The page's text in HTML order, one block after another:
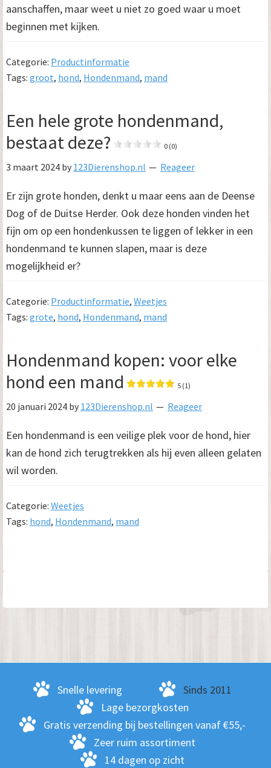
aanschaffen, maar weet u niet zo goed waar u moet
beginnen met kijken.
Categorie: Productinformatie
Tags: groot, hond, Hondenmand, mand
Een hele grote hondenmand,
bestaat deze?
0 (0)
3 maart 2024 by 123Dierenshop.nl Reageer
Er zijn grote honden, denkt u maar eens aan de Deense
Dog of de Duitse Herder. Ook deze honden vinden het
fijn om op een hondenkussen te liggen of lekker in een
hondenmand te kunnen slapen, maar is deze
mogelijkheid er?
Categorie: Productinformatie, Weetjes
Tags: grote, hond, Hondenmand, mand
Hondenmand kopen: voor elke
hond een mand
5 (1)
20 januari 2024 by 123Dierenshop.nl Reageer
Een hondenmand is een veilige plek voor de hond, hier
kan de hond zich terugtrekken als hij even alleen gelaten
wil worden.
Categorie: Weetjes
Tags: hond, Hondenmand, mand
Snelle levering
Sinds 2011
Lage bezorgkosten
Gratis verzending bij bestellingen vanaf €55,-
Zeer ruim assortiment
14 dagen op zicht